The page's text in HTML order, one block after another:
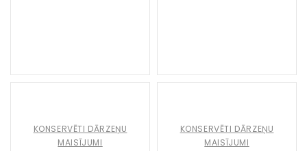
KONSERVĒTI DĀRZEŅU
MAISĪJUMI
KONSERVĒTI DĀRZEŅU
MAISĪJUMI